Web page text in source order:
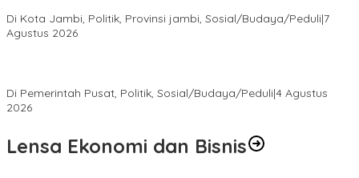
Di Kota Jambi, Politik, Provinsi jambi, Sosial/Budaya/Peduli|7
Agustus 2026
Di Pemerintah Pusat, Politik, Sosial/Budaya/Peduli|4 Agustus
2026
Lensa Ekonomi dan Bisnis